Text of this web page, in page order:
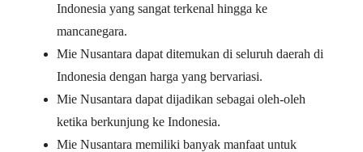
Indonesia yang sangat terkenal hingga ke
mancanegara.
Mie Nusantara dapat ditemukan di seluruh daerah di
Indonesia dengan harga yang bervariasi.
Mie Nusantara dapat dijadikan sebagai oleh-oleh
ketika berkunjung ke Indonesia.
Mie Nusantara memiliki banyak manfaat untuk